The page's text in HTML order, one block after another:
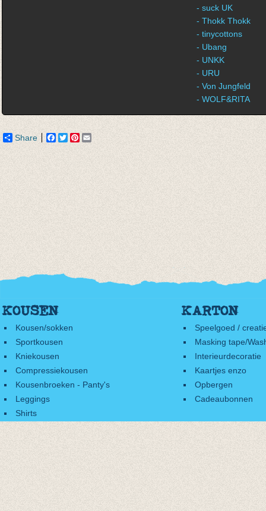
- suck UK
- Thokk Thokk
- tinycottons
- Ubang
- UNKK
- URU
- Von Jungfeld
- WOLF&RITA
Share Facebook
TwitterPinterest
KOUSEN
Kousen/sokken
Sportkousen
Kniekousen
Compressiekousen
Kousenbroeken - Panty's
Leggings
Shirts
KARTON
Speelgoed /
Masking tape/
Interieurdecoratie
Kaartjes enzo
Opbergen
Cadeaubonnen